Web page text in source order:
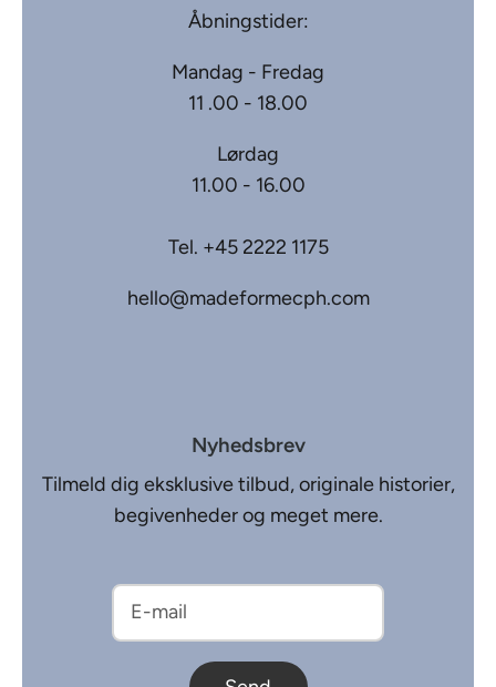
Åbningstider:
Mandag - Fredag
11 .00 - 18.00
Lørdag
11.00 - 16.00
Tel. +45 2222 1175
hello@madeformecph.com
Nyhedsbrev
Tilmeld dig eksklusive tilbud, originale historier,
begivenheder og meget mere.